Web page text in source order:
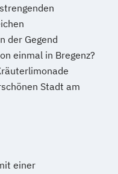
der Gegend
einmal in Bregenz?
Stadt am
einer